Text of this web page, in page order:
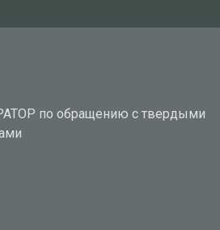
по обращению с твердыми